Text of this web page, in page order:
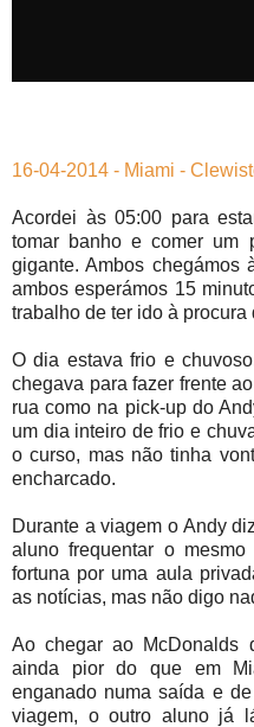
16-04-2014 - Miami -
Acordei às 05:00 para
tomar banho e comer um
gigante. Ambos chegámos
ambos esperámos 15
trabalho de ter ido à procura
O dia estava frio e
chegava para fazer frente
rua como na pick-up do
um dia inteiro de frio e
o curso, mas não tinha
encharcado.
Durante a viagem o Andy
aluno frequentar o
fortuna por uma aula
as notícias, mas não digo
Ao chegar ao McDonalds
ainda pior do que em
enganado numa saída e
viagem, o outro aluno já